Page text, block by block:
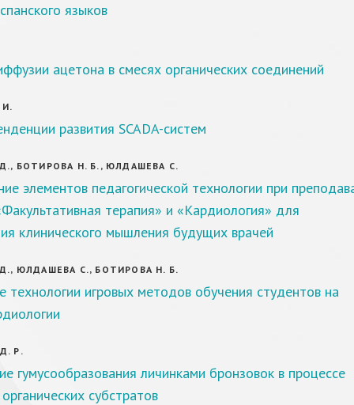
языков
ацетона в смесях органических соединений
развития SCADA-систем
БОТИРОВА Н. Б., ЮЛДАШЕВА С.
элементов педагогической технологии при
терапия» и «Кардиология» для
клинического мышления будущих врачей
ЮЛДАШЕВА С., БОТИРОВА Н. Б.
технологии игровых методов обучения студентов на
Р.
гумусообразования личинками бронзовок в процессе
субстратов